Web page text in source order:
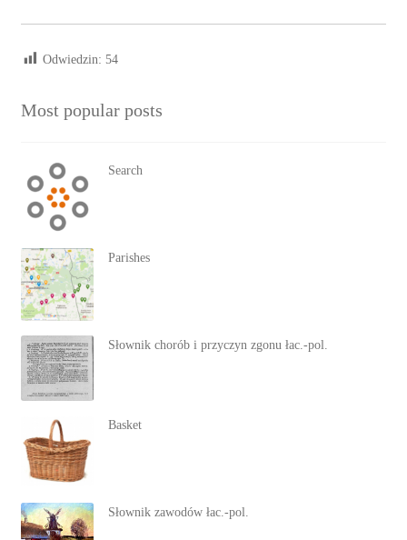
Odwiedzin: 54
Most popular posts
Search
Parishes
Słownik chorób i przyczyn zgonu łac.-pol.
Basket
Słownik zawodów łac.-pol.